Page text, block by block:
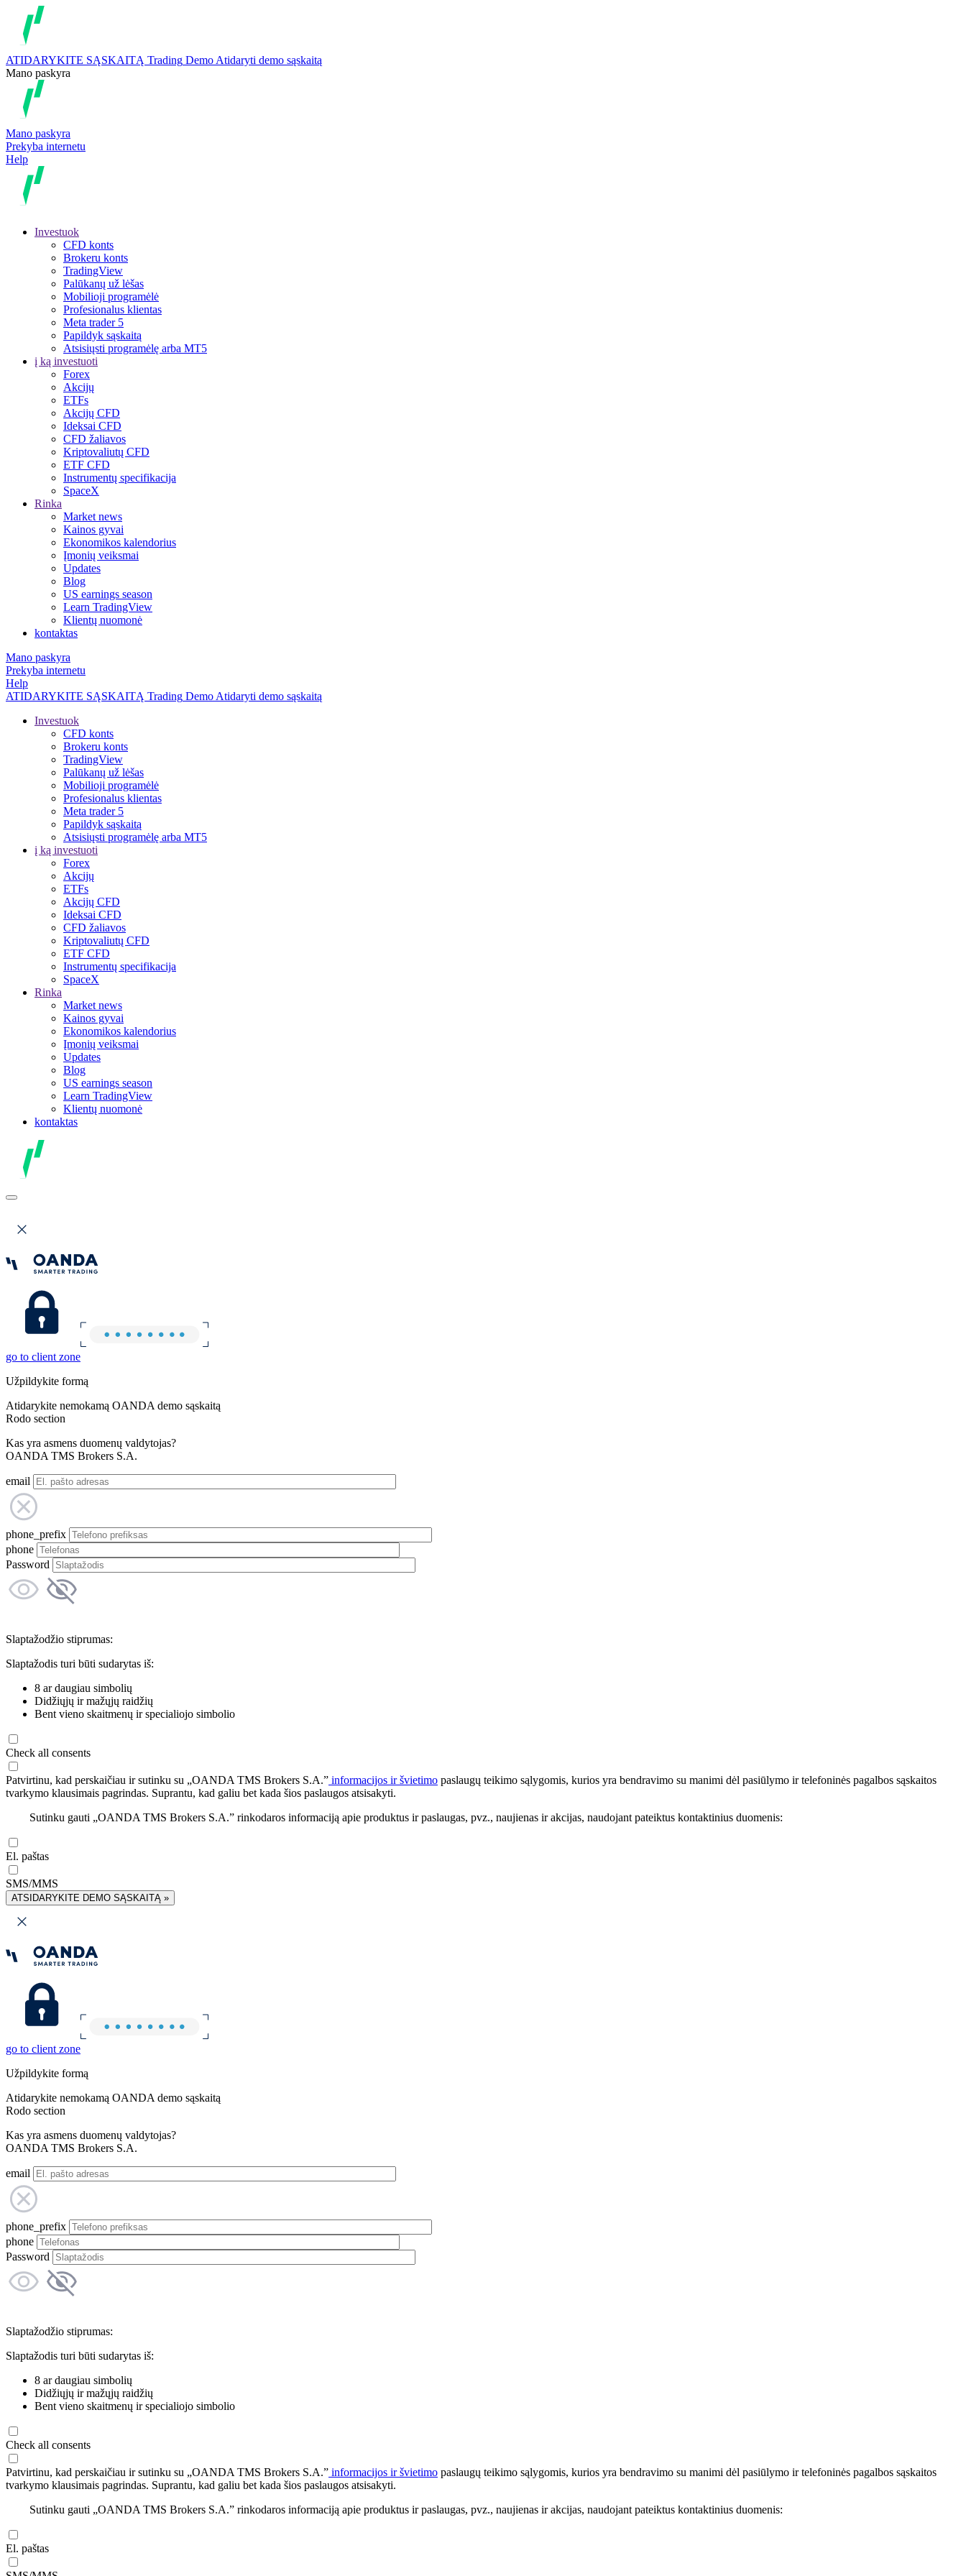
ATIDARYKITE SĄSKAITĄ Trading Demo Atidaryti demo sąskaitą
Mano paskyra
Mano paskyra
Prekyba internetu
Help
Investuok
CFD konts
Brokeru konts
TradingView
Palūkanų už lėšas
Mobilioji programėlė
Profesionalus klientas
Meta trader 5
Papildyk sąskaitą
Atsisiųsti programėlę arba MT5
į ką investuoti
Forex
Akcijų
ETFs
Akcijų CFD
Ideksai CFD
CFD žaliavos
Kriptovaliutų CFD
ETF CFD
Instrumentų specifikacija
SpaceX
Rinka
Market news
Kainos gyvai
Ekonomikos kalendorius
Įmonių veiksmai
Updates
Blog
US earnings season
Learn TradingView
Klientų nuomonė
kontaktas
Mano paskyra
Prekyba internetu
Help
ATIDARYKITE SĄSKAITĄ Trading Demo Atidaryti demo sąskaitą
Investuok
CFD konts
Brokeru konts
TradingView
Palūkanų už lėšas
Mobilioji programėlė
Profesionalus klientas
Meta trader 5
Papildyk sąskaitą
Atsisiųsti programėlę arba MT5
į ką investuoti
Forex
Akcijų
ETFs
Akcijų CFD
Ideksai CFD
CFD žaliavos
Kriptovaliutų CFD
ETF CFD
Instrumentų specifikacija
SpaceX
Rinka
Market news
Kainos gyvai
Ekonomikos kalendorius
Įmonių veiksmai
Updates
Blog
US earnings season
Learn TradingView
Klientų nuomonė
kontaktas
go to client zone
Užpildykite formą
Atidarykite nemokamą OANDA demo sąskaitą
Rodo section
Kas yra asmens duomenų valdytojas?
OANDA TMS Brokers S.A.
email
phone_prefix
phone
Password
Slaptažodžio stiprumas:
Slaptažodis turi būti sudarytas iš:
8 ar daugiau simbolių
Didžiųjų ir mažųjų raidžių
Bent vieno skaitmenų ir specialiojo simbolio
Check all consents
Patvirtinu, kad perskaičiau ir sutinku su „OANDA TMS Brokers S.A.” informacijos ir švietimo paslaugų teikimo sąlygomis, kurios yra bendravimo su manimi dėl pasiūlymo ir telefoninės pagalbos sąskaitos
tvarkymo klausimais pagrindas. Suprantu, kad galiu bet kada šios paslaugos atsisakyti.
Sutinku gauti „OANDA TMS Brokers S.A.” rinkodaros informaciją apie produktus ir paslaugas, pvz., naujienas ir akcijas, naudojant pateiktus kontaktinius duomenis:
El. paštas
SMS/MMS
ATSIDARYKITE DEMO SĄSKAITĄ »
go to client zone
Užpildykite formą
Atidarykite nemokamą OANDA demo sąskaitą
Rodo section
Kas yra asmens duomenų valdytojas?
OANDA TMS Brokers S.A.
email
phone_prefix
phone
Password
Slaptažodžio stiprumas:
Slaptažodis turi būti sudarytas iš:
8 ar daugiau simbolių
Didžiųjų ir mažųjų raidžių
Bent vieno skaitmenų ir specialiojo simbolio
Check all consents
Patvirtinu, kad perskaičiau ir sutinku su „OANDA TMS Brokers S.A.” informacijos ir švietimo paslaugų teikimo sąlygomis, kurios yra bendravimo su manimi dėl pasiūlymo ir telefoninės pagalbos sąskaitos
tvarkymo klausimais pagrindas. Suprantu, kad galiu bet kada šios paslaugos atsisakyti.
Sutinku gauti „OANDA TMS Brokers S.A.” rinkodaros informaciją apie produktus ir paslaugas, pvz., naujienas ir akcijas, naudojant pateiktus kontaktinius duomenis:
El. paštas